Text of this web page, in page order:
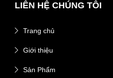
LIÊN HỆ CHÚNG TÔI
Trang chủ
Giới thiệu
Sản Phẩm